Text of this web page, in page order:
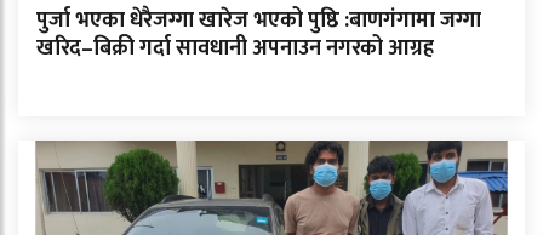
पुर्जा भएका धेरैजग्गा खारेज भएको पुष्ठि :बाणगंगामा जग्गा
खरिद–बिक्री गर्दा सावधानी अपनाउन नगरको आग्रह